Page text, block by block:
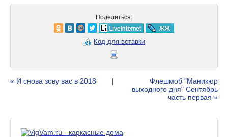
Поделиться:
Код для вставки
« И снова зову вас в 2018 |
Флешмоб "Маникюр
выходного дня" Сентябрь
часть первая »